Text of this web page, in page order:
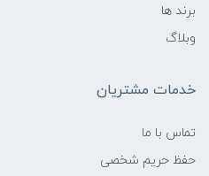
برند ها
وبلاگ
خدمات مشتریان
تماس با ما
حفظ حریم شخصی